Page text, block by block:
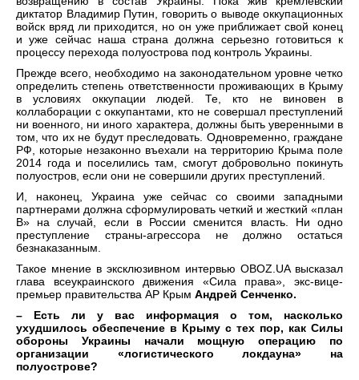
диктатор Владимир Путин, говорить о выводе оккупационных
войск вряд ли приходится, но он уже приближает свой конец
и уже сейчас наша страна должна серьезно готовиться к
процессу перехода полуострова под контроль Украины.
Прежде всего, необходимо на законодательном уровне четко
определить степень ответственности проживающих в Крыму
в условиях оккупации людей. Те, кто не виновен в
коллаборации с оккупантами, кто не совершал преступлений
ни военного, ни иного характера, должны быть уверенными в
том, что их не будут преследовать. Одновременно, граждане
РФ, которые незаконно въехали на территорию Крыма поле
2014 года и поселились там, смогут добровольно покинуть
полуостров, если они не совершили других преступлений.
И, наконец, Украина уже сейчас со своими западными
партнерами должна сформулировать четкий и жесткий «план
В» на случай, если в России сменится власть. Ни одно
преступление страны-агрессора не должно остаться
безнаказанным.
Такое мнение в эксклюзивном интервью OBOZ.UA высказал
глава всеукраинского движения «Сила права», экс-вице-
премьер правительства АР Крым Андрей Сенченко.
– Есть ли у вас информация о том, насколько
ухудшилось обеспечение в Крыму с тех пор, как Силы
обороны Украины начали мощную операцию по
организации «логистического локдауна» на
полуострове?